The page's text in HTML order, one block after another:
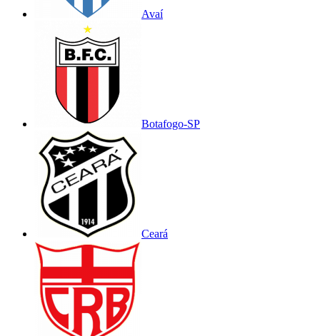
Avaí
Botafogo-SP
Ceará